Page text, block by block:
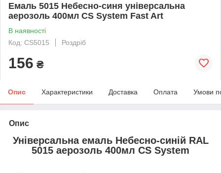
Емаль 5015 Небесно-синя універсальна
аерозоль 400мл CS System Fast Art
В наявності
Код: CS5015
Роздріб
156 ₴
Опис Характеристики Доставка Оплата Умови
Опис
Універсальна емаль Небесно-синій RAL
5015 аерозоль 400мл CS System